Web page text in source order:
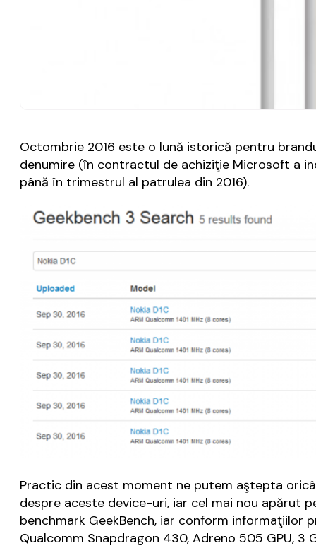
Octombrie 2016 este o lună istorică pentru
denumire (în contractul de achiziţie Microsoft a
până în trimestrul al patrulea din 2016).
Practic din acest moment ne putem aştepta
despre aceste device-uri, iar cel mai nou apărut
benchmark GeekBench, iar conform informaţiilor
Qualcomm Snapdragon 430, Adreno 505 GPU, 3